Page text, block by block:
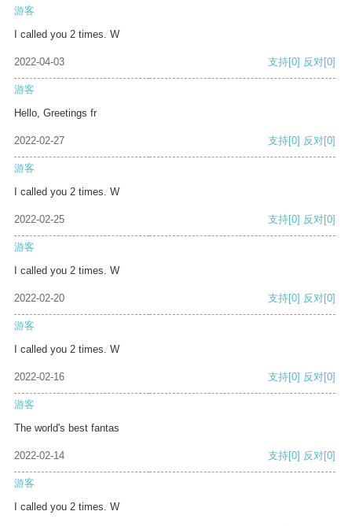
游客
I called you 2 times. W
2022-04-03 支持[0] 反对[0]
游客
Hello, Greetings fr
2022-02-27 支持[0] 反对[0]
游客
I called you 2 times. W
2022-02-25 支持[0] 反对[0]
游客
I called you 2 times. W
2022-02-20 支持[0] 反对[0]
游客
I called you 2 times. W
2022-02-16 支持[0] 反对[0]
游客
The world's best fantas
2022-02-14 支持[0] 反对[0]
游客
I called you 2 times. W